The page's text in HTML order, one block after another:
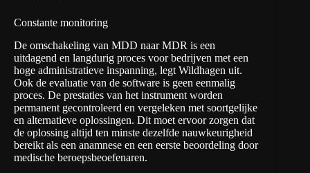
Constante monitoring
De omschakeling van MDD naar MDR is een
uitdagend en langdurig proces voor bedrijven met een
hoge administratieve inspanning, legt Wildhagen uit.
Ook de evaluatie van de software is geen eenmalig
proces. De prestaties van het instrument worden
permanent gecontroleerd en vergeleken met soortgelijke
en alternatieve oplossingen. Dit moet ervoor zorgen dat
de oplossing altijd ten minste dezelfde nauwkeurigheid
bereikt als een anamnese en een eerste beoordeling door
medische beroepsbeoefenaren.